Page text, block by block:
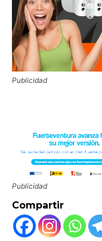
Publicidad
Publicidad
Compartir